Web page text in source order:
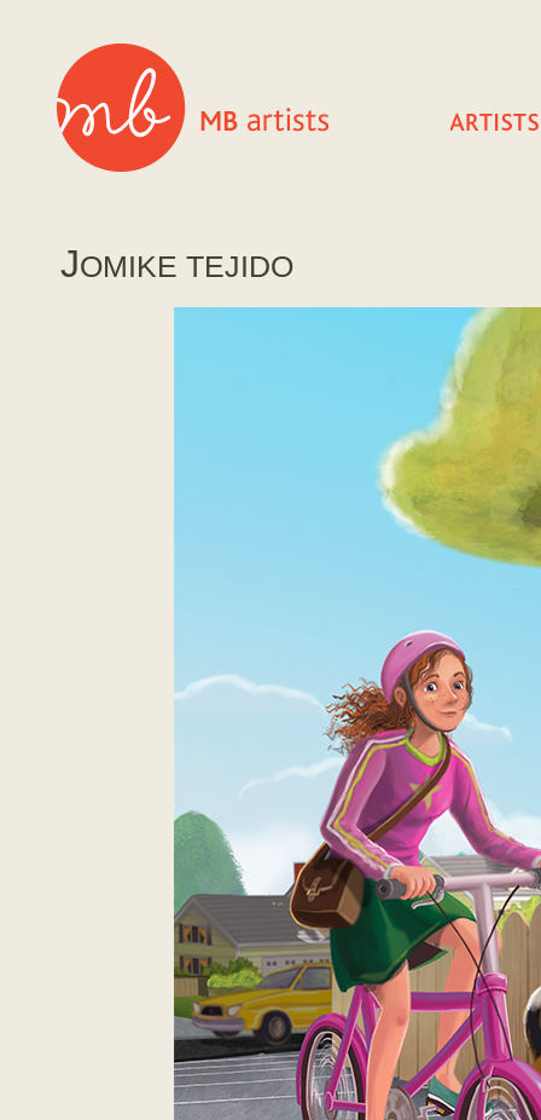
JOMIKE TEJIDO